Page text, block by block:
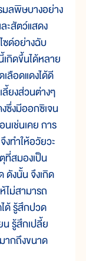
ลพิษบางอย่าง
ะสัตว์แสดง
ด์อย่างฉับ
กิดขึ้นได้หลาย
ลือดแดงได้ดี
ยงส่วนต่างๆ
ซึ่งมีออกซิเจน
เช่นเคย การ
ทำให้อวัยวะ
ที่สมองเป็น
ดังนั้น จึงเกิด
ไม่สามารถ
ด้ รู้สึกปวด
น รู้สึกเปลี้ย
ากถึงขนาด